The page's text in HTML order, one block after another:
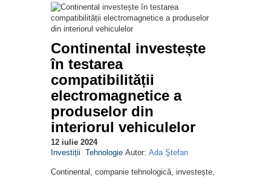
Continental investește
în testarea
compatibilității
electromagnetice a
produselor din
interiorul vehiculelor
12 iulie 2024
Investiții Tehnologie Autor: Ada Ştefan
Continental, companie tehnologică, investește,